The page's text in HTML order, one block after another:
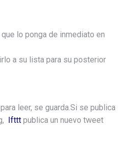
lo ponga de inmediato en
a su lista para su posterior
leer, se guarda.Si se publica
Ifttt publica un nuevo tweet